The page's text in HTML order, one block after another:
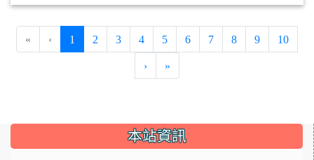
« ‹ 1 (current)
2 3 4 5 6 7 8 9 10
› »
::: 本站資訊